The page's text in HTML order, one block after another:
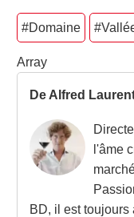
#Domaine
Array
De Alfred
l'âme
BD, il est